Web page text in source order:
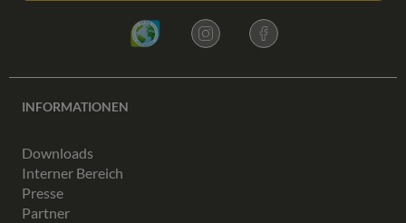
INFORMATIONEN
Downloads
Interner Bereich
Presse
Partner